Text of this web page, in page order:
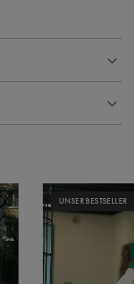
UNSER BESTSELLER